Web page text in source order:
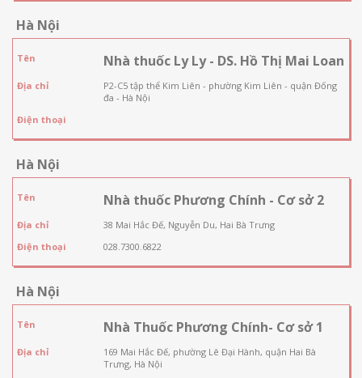
Hà Nội
Tên Nhà thuốc Ly Ly - DS. Hồ Thị Mai Loan
Địa chỉ
P2-C5 tập thể Kim Liên - phường Kim Liên - quận Đống
đa - Hà Nội
Điện thoại
Hà Nội
Tên Nhà thuốc Phương Chính - Cơ sở 2
Địa chỉ
38 Mai Hắc Đế, Nguyễn Du, Hai Bà Trưng
Điện thoại
028.7300.6822
Hà Nội
Tên Nhà Thuốc Phương Chính- Cơ sở 1
Địa chỉ
169 Mai Hắc Đế, phường Lê Đại Hành, quận Hai Bà
Trưng, Hà Nội